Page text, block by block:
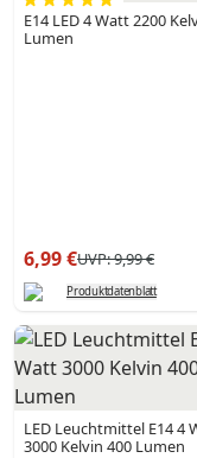
E14 LED 4 Watt 2200
Lumen
6,99 €UVP:9,99 €
Produktdatenblatt
LED Leuchtmittel E14 4
3000 Kelvin 400 Lumen